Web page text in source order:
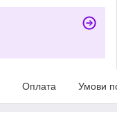
Оплата Умови